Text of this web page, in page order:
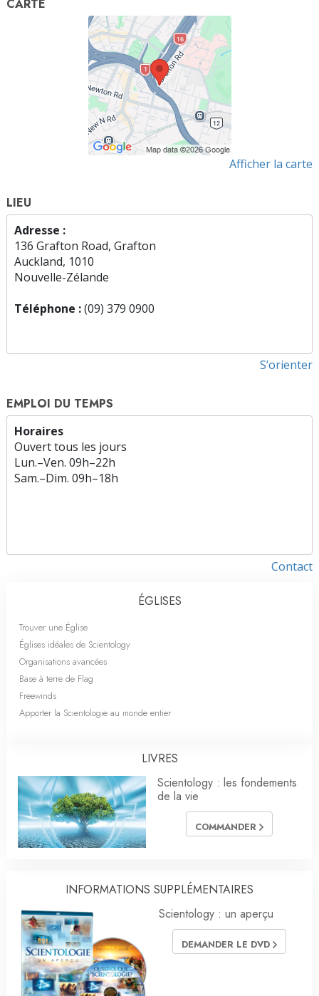
CARTE
Afficher la carte
LIEU
Adresse :
136 Grafton Road, Grafton
Auckland, 1010
Nouvelle-Zélande
Téléphone :(09) 379 0900
S’orienter
EMPLOI DU TEMPS
Horaires
Ouvert tous les jours
Lun.–Ven. 09h–22h
Sam.–Dim. 09h–18h
Contact
ÉGLISES
Trouver une Église
Églises idéales de Scientology
Organisations avancées
Base à terre de Flag
Freewinds
Apporter la Scientologie au monde entier
LIVRES
Scientology : les fondements
de la vie
COMMANDER
INFORMATIONS SUPPLÉMENTAIRES
Scientology : un aperçu
DEMANDER LE DVD